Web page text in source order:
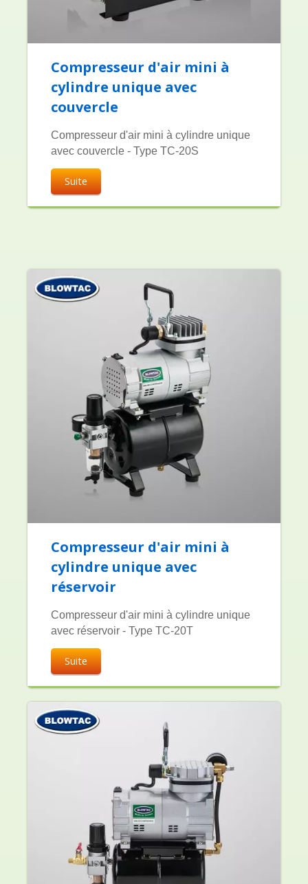
Compresseur d'air mini à
cylindre unique avec
couvercle
Compresseur d'air mini à cylindre unique
avec couvercle - Type TC-20S
Suite
Compresseur d'air mini à
cylindre unique avec
réservoir
Compresseur d'air mini à cylindre unique
avec réservoir - Type TC-20T
Suite